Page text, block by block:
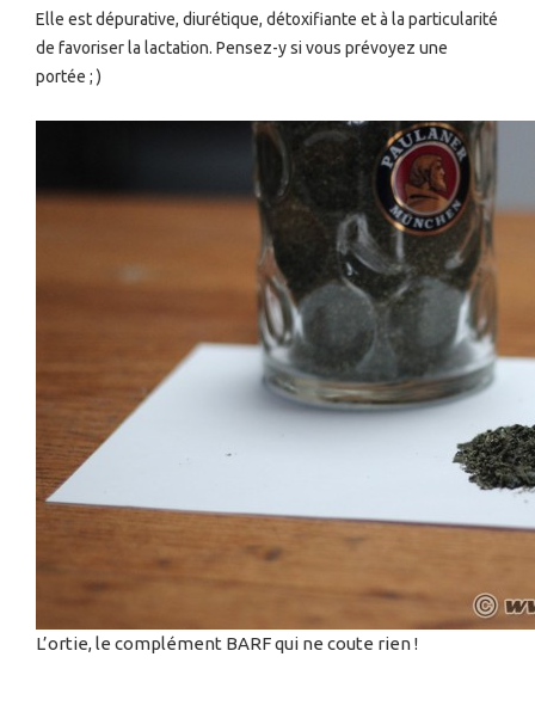
Elle est dépurative, diurétique, détoxifiante et à la particularité
de favoriser la lactation. Pensez-y si vous prévoyez une
portée ; )
L’ortie, le complément BARF qui ne coute rien !